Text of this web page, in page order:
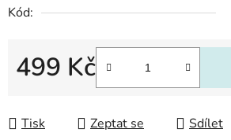
Kód:
499 Kč
Tisk Zeptat se Sdílet